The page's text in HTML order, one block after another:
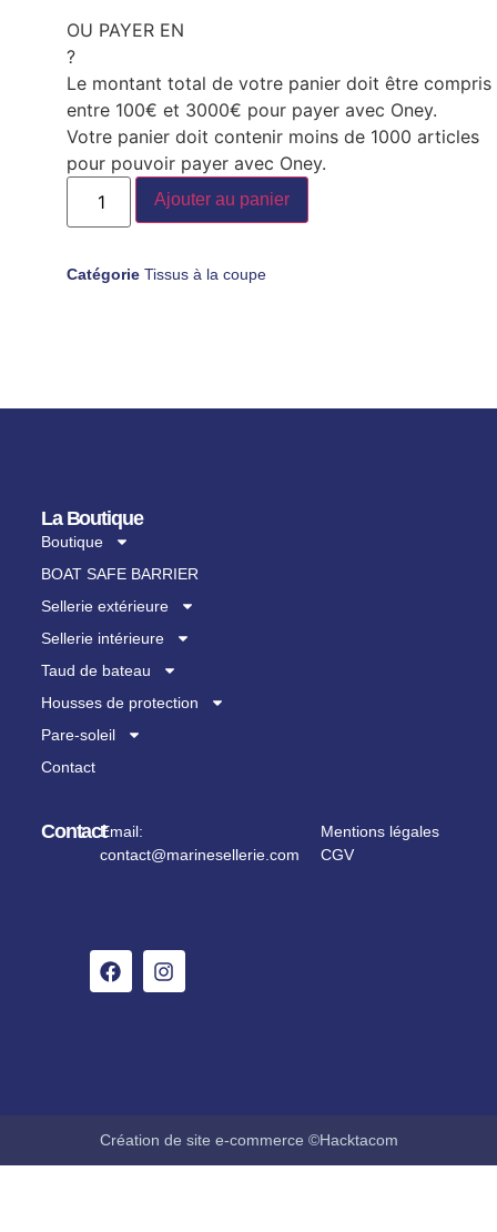
OU PAYER EN
?
Le montant total de votre panier doit être compris
entre 100€ et 3000€ pour payer avec Oney.
Votre panier doit contenir moins de 1000 articles
pour pouvoir payer avec Oney.
Ajouter au panier
Catégorie Tissus à la coupe
La Boutique
Boutique
BOAT SAFE BARRIER
Sellerie extérieure
Sellerie intérieure
Taud de bateau
Housses de protection
Pare-soleil
Contact
ContactEmail:
contact@marinesellerie.com
Mentions légales
CGV
Création de site e-commerce ©Hacktacom